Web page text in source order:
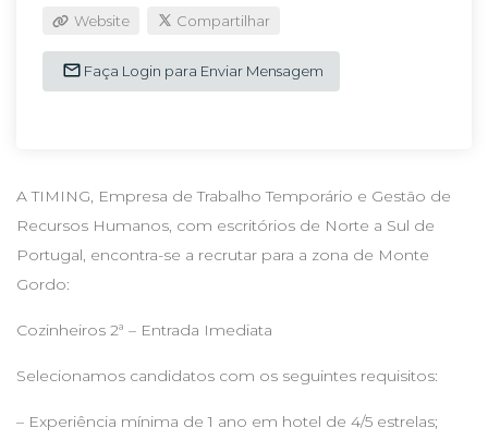
Website Compartilhar
Faça Login para Enviar Mensagem
A TIMING, Empresa de Trabalho Temporário e Gestão de
Recursos Humanos, com escritórios de Norte a Sul de
Portugal, encontra-se a recrutar para a zona de Monte
Gordo:
Cozinheiros 2ª – Entrada Imediata
Selecionamos candidatos com os seguintes requisitos:
– Experiência mínima de 1 ano em hotel de 4/5 estrelas;